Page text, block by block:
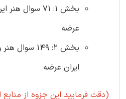
بخش 1: 71 سوال
عرضه
بخش 2: 149
ایران عرضه
(دقت فرمایید این جزوه از منابع